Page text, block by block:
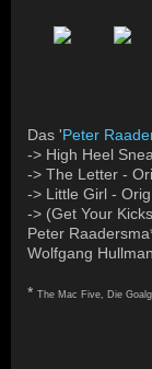
Das 'Peter
-> High Heel
-> The Letter -
-> Little Girl -
-> (Get Your
Peter
Wolfgang
* The Mac Five, Die